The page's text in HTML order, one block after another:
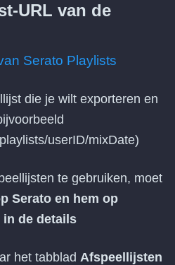
URL van de
Serato Playlists
die je wilt exporteren en
userID/mixDate)
te gebruiken, moet
Serato en hem op
in de details
het tabblad Afspeellijsten